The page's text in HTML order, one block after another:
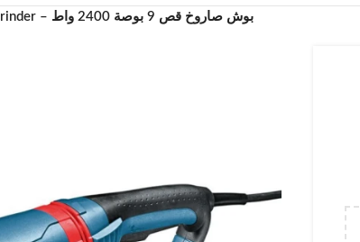
GWS 24-230 LVI Grinder – بوش صاروخ قص 9 بوصة 2400 واط